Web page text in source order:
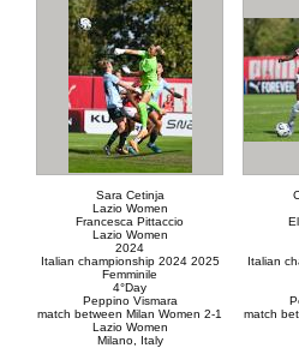
Sara Cetinja
Lazio Women
Francesca Pittaccio
Lazio Women
2024
Italian championship 2024 2025
Femminile
4°Day
Peppino Vismara
match between Milan Women 2-1
Lazio Women
Milano, Italy
Italian
match